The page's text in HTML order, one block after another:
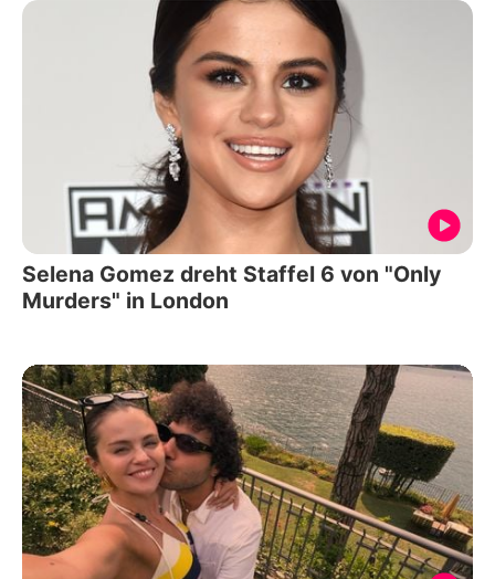
Selena Gomez dreht Staffel 6 von "Only
Murders" in London